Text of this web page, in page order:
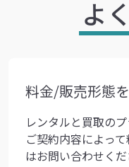
よ
料金/販売形態
レンタルと買取のプ
ご契約内容によっ
はお問い合わせくだ